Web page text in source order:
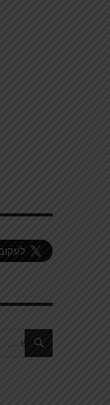
חפש:חיפוש